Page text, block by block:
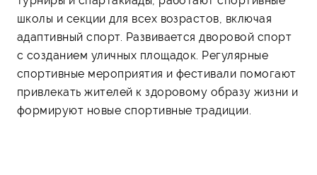
школы и секции для всех возрастов, включая
адаптивный спорт. Развивается дворовой спорт
с созданием уличных площадок. Регулярные
спортивные мероприятия и фестивали помогают
привлекать жителей к здоровому образу жизни и
формируют новые спортивные традиции.